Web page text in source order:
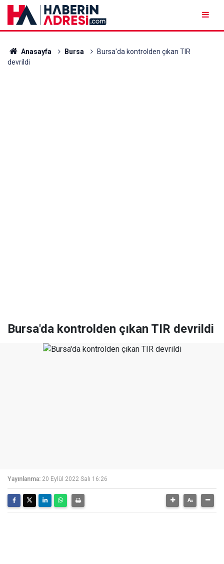
Anasayfa Bursa
Bursa'da kontrolden çıkan TIR
devrildi
Bursa'da kontrolden çıkan TIR devrildi
Yayınlanma: 20 Eylül 2022 Salı 16:26